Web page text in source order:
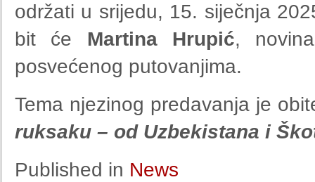
održati u srijedu, 15. siječnja
bit će Martina Hrupić,
posvećenog putovanjima.
Tema njezinog predavanja je
ruksaku – od Uzbekistana i
Published in News